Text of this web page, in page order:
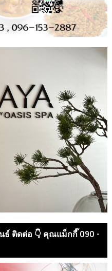
ติดต่อ 👇 คุณแม็กกี๊ 090 -